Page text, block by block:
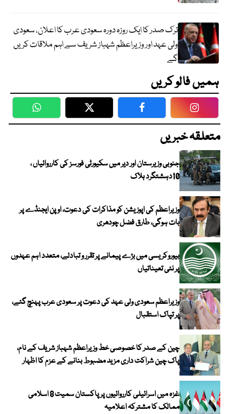
ترک صدر کا ایک روزہ دورہ سعودی عرب کا اعلان، سعودی
ولی عہد اور وزیراعظم شہباز شریف سے اہم ملاقات کریں
گے
ہمیں فالو کریں
WhatsApp Twitter Facebook
متعلقہ خبریں
جنوبی وزیرستان اور دیر میں سکیورٹی فورسز کی کارروائیاں ،
10دہشتگرد ہلاک
وزیراعظم کی اپوزیشن کو مذاکرات کی دعوت، اوپن ایجنڈے پر
بات ہوگی، طارق فضل چودھری
بیوروکریسی میں بڑے پیمانے پر تقرر و تبادلے، متعدد اہم عہدوں
پر نئی تعیناتیاں
وزیراعظم سعودی ولی عہد کی دعوت پر سعودی عرب پہنچ گئے،
پر تپاک استقبال
چین کے صدر کا خصوصی خط وزیراعظم شہباز شریف کے نام،
پاک چین شراکت داری مزید مضبوط بنانے کے عزم کا اظہار
غزہ میں اسرائیلی کارروائیوں پر پاکستان سمیت 8 اسلامی
ممالک کا مشترکہ اعلامیہ